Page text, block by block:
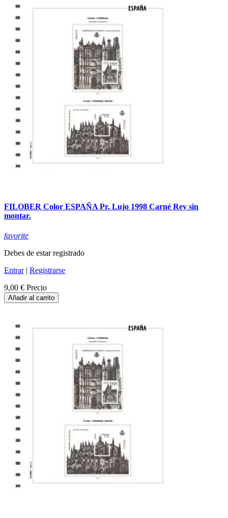
FILOBER Color ESPAÑA Pr. Lujo 1998 Carné Rey sin
montar.
favorite
Debes de estar registrado
Entrar| Registrarse
9,00 € Precio
Añadir al carrito